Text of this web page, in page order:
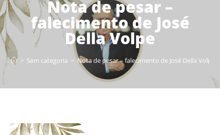
Nota de pesar –
falecimento de José
Della Volpe
> Sem categoria > Nota de pesar – falecimento de José Della Volpe